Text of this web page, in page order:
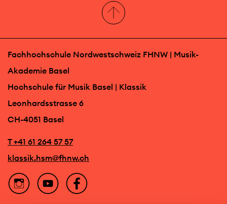
Fachhochschule Nordwestschweiz FHNW | Musik-
Akademie Basel
Hochschule für Musik Basel | Klassik
Leonhardsstrasse 6
CH-4051 Basel
T +41 61 264 57 57
klassik.hsm@fhnw.ch